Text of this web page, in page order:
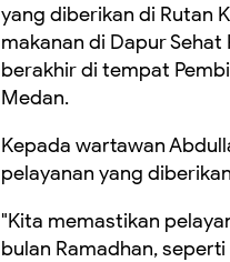
yang diberikan di Rutan
makanan di Dapur Sehat
berakhir di tempat
Medan.
Kepada wartawan
pelayanan yang
"Kita memastikan
bulan Ramadhan,